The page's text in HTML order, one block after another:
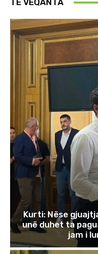
TE VEQANTA
Kurti: Nëse
unë duhet ta
jam i